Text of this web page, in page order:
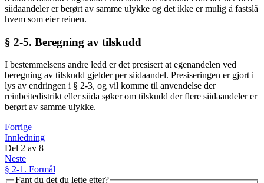
siidaandeler er berørt av samme ulykke og det ikke er mulig å fastslå
hvem som eier reinen.
§ 2-5. Beregning av tilskudd
I bestemmelsens andre ledd er det presisert at egenandelen ved
beregning av tilskudd gjelder per siidaandel. Presiseringen er gjort i
lys av endringen i § 2-3, og vil komme til anvendelse der
reinbeitedistrikt eller siida søker om tilskudd der flere siidaandeler er
berørt av samme ulykke.
Forrige
Innledning
Del 2 av 8
Neste
§ 2-1. Formål
Fant du det du lette etter?